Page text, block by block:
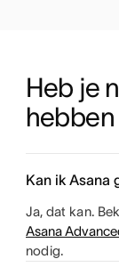
Heb je
Kan ik Asana
Ja, dat kan.
Asana
nodig.